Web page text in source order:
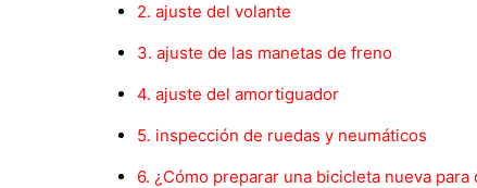
2. ajuste del volante
3. ajuste de las manetas de freno
4. ajuste del amortiguador
5. inspección de ruedas y neumáticos
6. ¿Cómo preparar una bicicleta nueva